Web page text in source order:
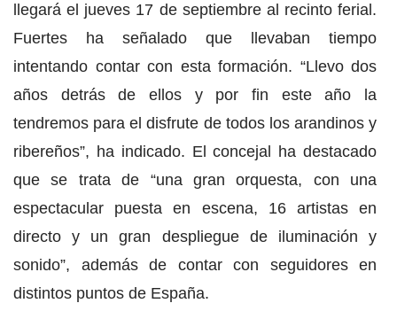
llegará el jueves 17 de septiembre al recinto ferial.
Fuertes ha señalado que llevaban tiempo
intentando contar con esta formación. “Llevo dos
años detrás de ellos y por fin este año la
tendremos para el disfrute de todos los arandinos y
ribereños”, ha indicado. El concejal ha destacado
que se trata de “una gran orquesta, con una
espectacular puesta en escena, 16 artistas en
directo y un gran despliegue de iluminación y
sonido”, además de contar con seguidores en
distintos puntos de España.